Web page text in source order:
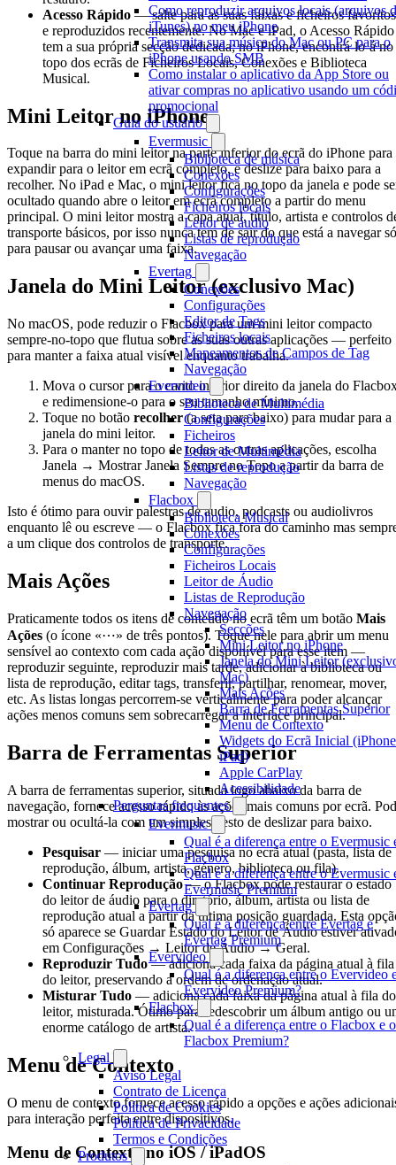
Como reproduzir arquivos locais (arquivos
iTunes) no meu iPhone
Transmita sua música do Mac ou PC para o
iPhone usando SMB
Como instalar o aplicativo da App Store ou
ativar compras no aplicativo usando um
promocional
Guia do usuário
Evermusic
Biblioteca de música
Conexões
Configurações
Ficheiros locais
Leitor de áudio
Listas de reprodução
Navegação
Evertag
Conexões
Configurações
Editor de Tags
Ficheiros locais
Mapeamentos de Campos de Tag
Navegação
Evervideo
Biblioteca de Multimédia
Configurações
Ficheiros
Leitor de Multimédia
Listas de reprodução
Navegação
Flacbox
Biblioteca Musical
Conexões
Configurações
Ficheiros Locais
Leitor de Áudio
Listas de Reprodução
Navegação
Secções
Mini Leitor no iPhone
Janela do Mini Leitor
Mac)
Mais Ações
Barra de Ferramentas Superior
Menu de Contexto
Widgets do Ecrã Inicial
iPad)
Apple CarPlay
Acessibilidade
Perguntas frequentes
Evermusic
Qual é a diferença entre o Evermusic
Flacbox
Qual é a diferença entre o Evermusic
Evermusic Premium
Evertag
Qual é a diferença entre Evertag e
Evertag Premium
Evervideo
Qual é a diferença entre o Evervideo
Evervideo Premium?
Flacbox
Qual é a diferença entre o Flacbox e o
Flacbox Premium?
Legal
Aviso Legal
Contrato de Licença
Política de Cookies
Política de Privacidade
Termos e Condições
Produtos
Acesso Rápido — salte para as suas faixas e ficheiros favoritos
e reproduzidos recentemente. No Mac e iPad, o Acesso Rápido
tem a sua própria secção dedicada; no iPhone, encontrá-lo-á no
topo dos ecrãs de Ficheiros Locais, Conexões e Biblioteca
Musical.
Mini Leitor no iPhone
Toque na barra do mini leitor na parte inferior do ecrã do iPhone para
expandir para o leitor em ecrã completo, e deslize para baixo para a
recolher. No iPad e Mac, o mini leitor fica no topo da janela e pode
ocultado quando abre o leitor em ecrã completo a partir do menu
principal. O mini leitor mostra a capa atual, título, artista e controlos
transporte básicos, por isso nunca tem de sair do que está a navegar só
para pausar ou avançar uma faixa.
Janela do Mini Leitor (exclusivo Mac)
No macOS, pode reduzir o Flacbox para um mini leitor compacto
sempre-no-topo que flutua sobre as suas outras aplicações — perfeito
para manter a faixa atual visível enquanto trabalha.
Mova o cursor para o canto inferior direito da janela do
e redimensione-o para o seu tamanho mínimo.
Toque no botão recolher(a seta para baixo) para mudar para a
janela do mini leitor.
Para o manter no topo de todas as outras aplicações, escolha
Janela → Mostrar Janela Sempre no Topo a partir da barra de
menus do macOS.
Isto é ótimo para ouvir palestras de áudio, podcasts ou audiolivros
enquanto lê ou escreve — o Flacbox fica fora do caminho mas
a um clique dos controlos de transporte.
Mais Ações
Praticamente todos os itens de conteúdo no ecrã têm um botão Mais
Ações (o ícone «⋯» de três pontos). Toque nele para abrir um menu
sensível ao contexto com cada ação disponível para esse item —
reproduzir seguinte, reproduzir mais tarde, adicionar à biblioteca ou
lista de reprodução, editar tags, transferir, partilhar, renomear, mover,
etc. As listas longas percorrem-se verticalmente para poder alcançar
ações menos comuns sem sobrecarregar a interface principal.
Barra de Ferramentas Superior
A barra de ferramentas superior, situada logo abaixo da barra de
navegação, fornece acesso rápido às ações mais comuns por ecrã.
mostrar ou ocultá-la com um simples gesto de deslizar para baixo.
Pesquisar — iniciar uma pesquisa no ecrã atual (pasta, lista de
reprodução, álbum, artista, género, biblioteca ou fila).
Continuar Reprodução— o Flacbox pode restaurar o estado
do leitor de áudio para o diretório, álbum, artista ou lista de
reprodução atual a partir da última posição guardada. Esta
só aparece se Guardar Estado do Leitor de Áudio estiver
em Configurações → Leitor de Áudio → Geral.
Reproduzir Tudo— adiciona cada faixa da página atual à fila
do leitor, preservando a ordem de ordenação atual.
Misturar Tudo — adiciona cada faixa da página atual à fila do
leitor, misturada. Ótimo para redescobrir um álbum antigo ou
enorme catálogo de artista.
Menu de Contexto
O menu de contexto fornece acesso rápido a opções e ações
para interação perfeita entre dispositivos.
Menu de Contexto no iOS / iPadOS